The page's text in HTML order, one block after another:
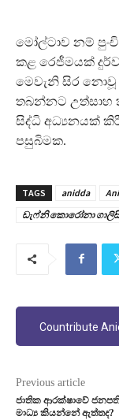
මෝල්ටාව නම්
කළ රෙජීමයක්
මෙවැනි සිර නොවූ
තබන්නට උත්සාහ
සිද්ධි අධ්‍යනයක්
පසුබිමක.
TAGS anidda
ඩැෆ්නි කොරෝනා
Countribute
Previous article
ජාතික ආරක්ෂාවේ
මාධ්‍ය කියන්නේ ඇත්තද?